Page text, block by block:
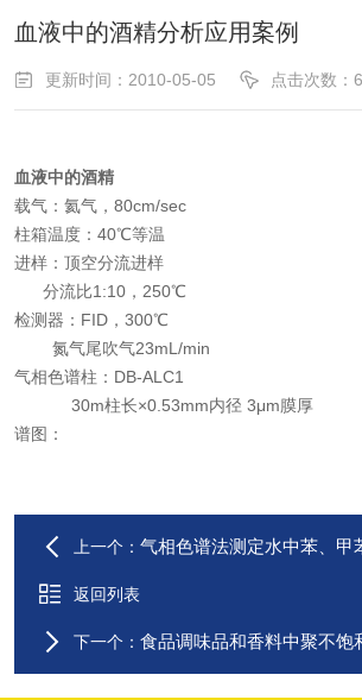
技术支持
视频中心
血液中的酒精分析应用案例
更新时间：2010-05-05 点击次数：
血液中的酒精
载气：氦气，80cm/sec
柱箱温度：40℃等温
进样：顶空分流进样
分流比1:10，250℃
检测器：FID，300℃
氮气尾吹气23mL/min
气相色谱柱：DB-ALC1
30m柱长×0.53mm内径 3μm膜厚
谱图：
上一个： 气相色谱法测定水中苯、甲苯、二甲
返回列表
下一个： 食品调味品和香料中聚不饱和脂肪酸